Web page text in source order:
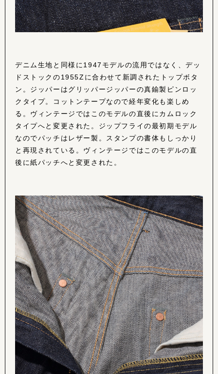
デニム生地と同様に1947モデルの流用ではなく、デッ
ドストックの1955Zに合わせて新調されたトップボタ
ン。ジッパーはグリッパージッパーの真鍮製ピンロッ
クタイプ。コットンテープなので経年変化も楽しめ
る。ヴィンテージではこのモデルの直後にカムロック
タイプへと変更された。ジップフライの最初期モデル
なのでパッチはレザー製。スタンプの書体もしっかり
と再現されている。ヴィンテージではこのモデルの直
後に紙パッチへと変更された。